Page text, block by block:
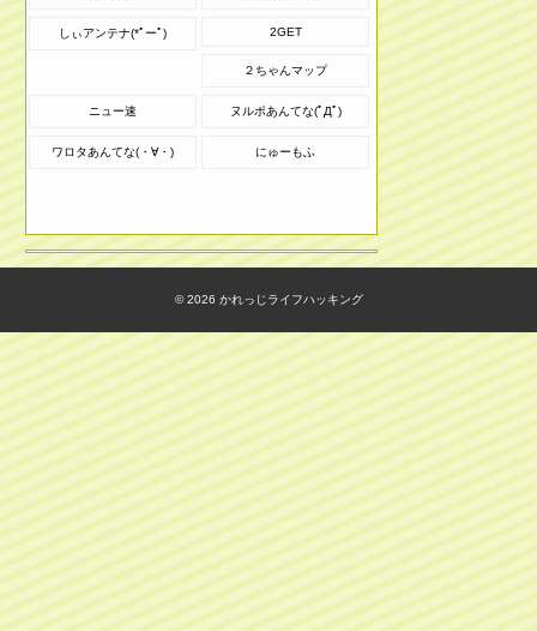
しぃアンテナ(*ﾟーﾟ) 2GET
２ちゃんマップ
ニュー速 ヌルポあんてな(ﾟДﾟ)
ワロタあんてな(・∀・) にゅーもふ
© 2026 かれっじライフハッキング